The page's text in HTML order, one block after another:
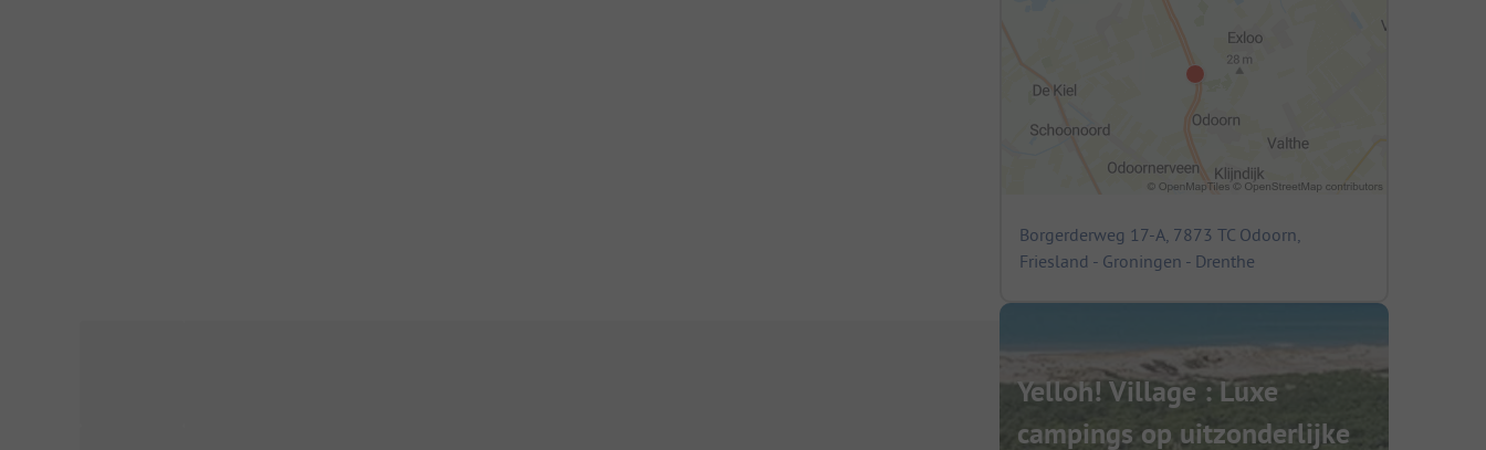
Borgerderweg 17-A, 7873 TC Odoorn,
Friesland - Groningen - Drenthe
Yelloh! Village : Luxe
campings op uitzonderlijke